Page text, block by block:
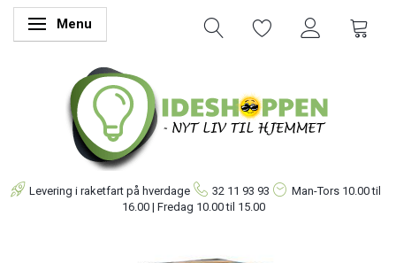
Skifte navigation
Menu
Levering i raketfart på hverdage 32 11 93 93 Man-Tors 10.00 til
16.00 | Fredag 10.00 til 15.00